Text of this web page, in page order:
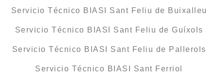
Servicio Técnico BIASI Sant Feliu de Buixalleu
Servicio Técnico BIASI Sant Feliu de Guíxols
Servicio Técnico BIASI Sant Feliu de Pallerols
Servicio Técnico BIASI Sant Ferriol